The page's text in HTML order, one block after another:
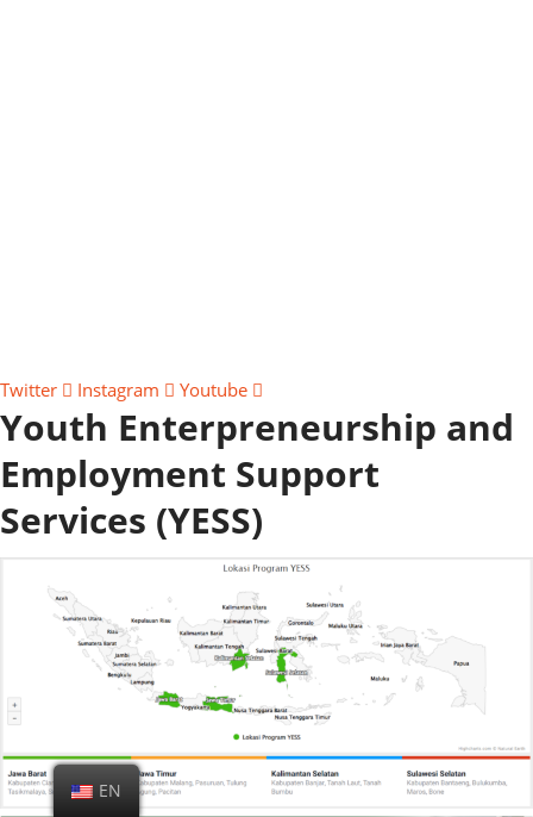
Twitter Instagram Youtube
Youth Enterpreneurship and
Employment Support
Services (YESS)
EN